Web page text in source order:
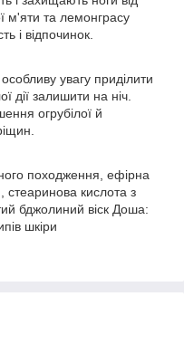
м'яти та лемонграсу
і відпочинок.
увагу приділити
дії залишити на ніч.
огрубілої й
походження, ефірна
стеаринова кислота з
бджолиний віск Доша:
шкіри